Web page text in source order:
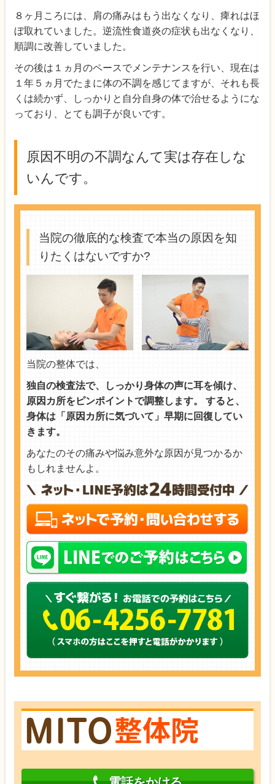
８ヶ月ころには、肩の痛みはもう出なくなり、痺れはほ
ぼ取れていました。逆流性食道炎の症状も出なくなり、
順調に改善していました。
その後は１ヵ月のペースでメンテナンスを行い、現在は
１年５ヵ月でたまに体の不調を感じてますが、それも長
くは続かず、しっかりと自分自身の体で治せるようにな
っており、とても調子が良いです。
原因不明の不調なんて実は存在しな
いんです。
当院の徹底的な検査で本当の原因を知
りたくはないですか?
当院の整体では、
独自の検査法で、しっかり身体の声に耳を傾け、
原因カ所をピンポイントで調整します。 すると、
身体は「原因カ所に気づいて」早期に回復してい
きます。
あなたのその痛みや悩み意外な原因が見つかるか
もしれませんよ。